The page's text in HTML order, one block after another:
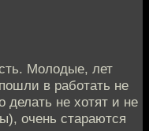
Молодые, лет
в работать не
делать не хотят и не
очень стараются